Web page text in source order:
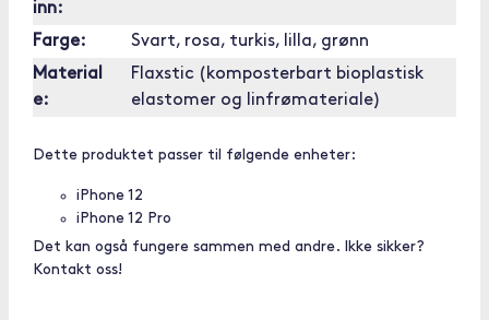
inn:
Farge:
Svart, rosa, turkis, lilla, grønn
Material
e:
Flaxstic (komposterbart bioplastisk
elastomer og linfrømateriale)
Dette produktet passer til følgende enheter:
iPhone 12
iPhone 12 Pro
Det kan også fungere sammen med andre. Ikke sikker?
Kontakt oss!